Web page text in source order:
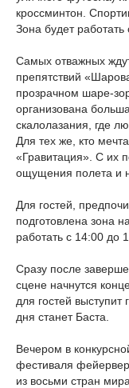
кроссминтон.
Зона будет
Самых отважных
препятствий
прозрачном шаре-
организована
скалолазания, где
Для тех же, кто
«Гравитация». С их
ощущения полета и
Для гостей,
подготовлена зона
работать с 14:00 до
Сразу после
сцене начнутся
для гостей
дня станет Баста.
Вечером в
фестиваля
из восьми стран